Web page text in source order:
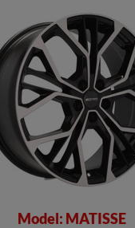
Model: MATISSE